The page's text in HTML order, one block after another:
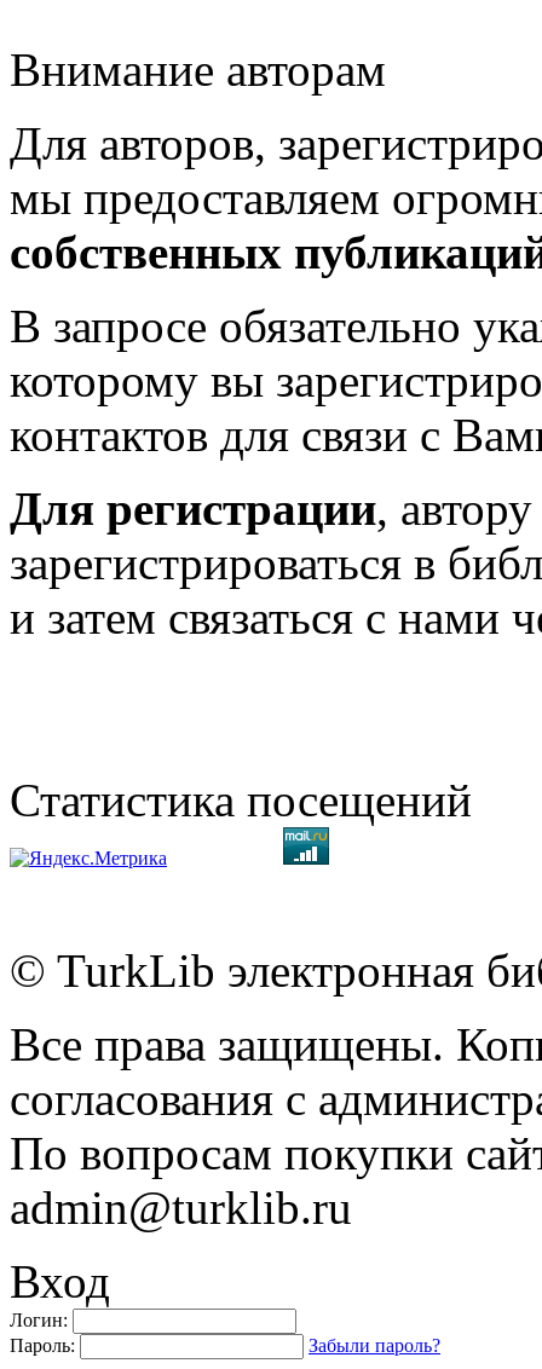
Внимание авторам
Для авторов,
мы предоставляем
собственных
В запросе обязательно
которому вы
контактов для связи с
Для регистрации,
зарегистрироваться в
и затем связаться с нами
Статистика посещений
© TurkLib электронная
Все права защищены.
согласования с
По вопросам покупки
admin@turklib.ru
Вход
Логин:
Пароль:
Забыли пароль?